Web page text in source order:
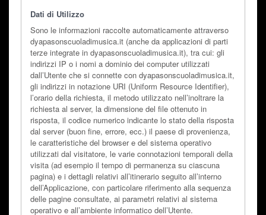
Dati di Utilizzo
Sono le informazioni raccolte automaticamente attraverso
dyapasonscuoladimusica.it (anche da applicazioni di parti
terze integrate in dyapasonscuoladimusica.it), tra cui: gli
indirizzi IP o i nomi a dominio dei computer utilizzati
dall’Utente che si connette con dyapasonscuoladimusica.it,
gli indirizzi in notazione URI (Uniform Resource Identifier),
l’orario della richiesta, il metodo utilizzato nell’inoltrare la
richiesta al server, la dimensione del file ottenuto in
risposta, il codice numerico indicante lo stato della risposta
dal server (buon fine, errore, ecc.) il paese di provenienza,
le caratteristiche del browser e del sistema operativo
utilizzati dal visitatore, le varie connotazioni temporali della
visita (ad esempio il tempo di permanenza su ciascuna
pagina) e i dettagli relativi all’itinerario seguito all’interno
dell’Applicazione, con particolare riferimento alla sequenza
delle pagine consultate, ai parametri relativi al sistema
operativo e all’ambiente informatico dell’Utente.